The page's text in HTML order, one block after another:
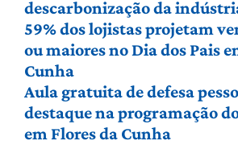
descarbonização da
59% dos lojistas projetam
ou maiores no Dia dos Pais
Cunha
Aula gratuita de defesa
destaque na programação
em Flores da Cunha